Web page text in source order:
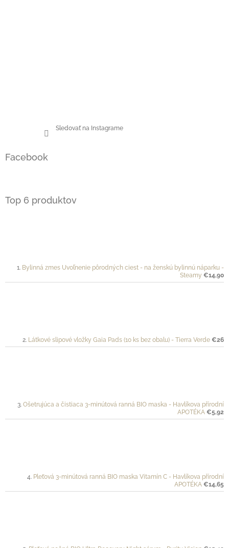
Sledovať na Instagrame
Facebook
Top 6 produktov
Bylinná zmes Uvoľnenie pôrodných ciest - na ženskú bylinnú náparku -
Steamy €14,90
Látkové slipové vložky Gaia Pads (10 ks bez obalu) - Tierra Verde €26
Ošetrujúca a čistiaca 3-minútová ranná BIO maska - Havlíkova přírodní
APOTÉKA €5,92
Pleťová 3-minútová ranná BIO maska Vitamín C - Havlíkova přírodní
APOTÉKA €14,65